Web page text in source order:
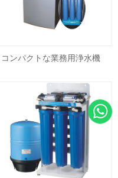
コンパクトな業務用浄水機